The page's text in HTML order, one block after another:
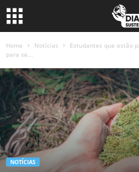
Home Notícias
Estudantes que estão
para se...
NOTÍCIAS